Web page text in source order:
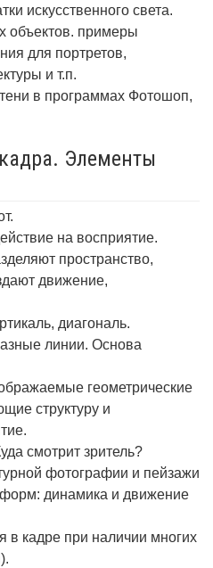
искусственного света.
объектов. примеры
для портретов,
и т.п.
в программах Фотошоп,
Элементы
на восприятие.
пространство,
движение,
диагональ.
линии. Основа
геометрические
структуру и
смотрит зритель?
фотографии и пейзажи
динамика и движение
в кадре при наличии многих